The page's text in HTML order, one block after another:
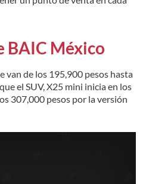
BAIC México
van de los 195,900 pesos hasta
el SUV, X25 mini inicia en los
307,000 pesos por la versión